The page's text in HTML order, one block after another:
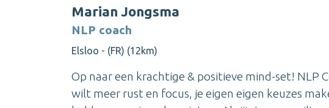
Marian Jongsma
NLP coach
Elsloo - (FR) (12km)
Op naar een krachtige & positieve mind-set! NLP
wilt meer rust en focus, je eigen eigen keuzes